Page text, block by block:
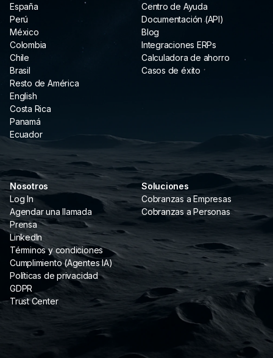
Soluciones
Cobranzas a Empresas
Cobranzas a Personas
España
Perú
México
Colombia
Chile
Brasil
Resto de América
English
Costa Rica
Panamá
Ecuador
Centro de Ayuda
Documentación (API)
Blog
Integraciones ERPs
Calculadora de ahorro
Casos de éxito
Nosotros
Log In
Agendar una llamada
Prensa
LinkedIn
Términos y condiciones
Cumplimiento (Agentes IA)
Políticas de privacidad
GDPR
Trust Center